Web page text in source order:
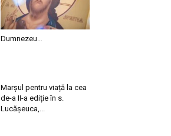
Dumnezeu…
Marșul pentru viață la cea
de-a II-a ediție în s.
Lucășeuca,...